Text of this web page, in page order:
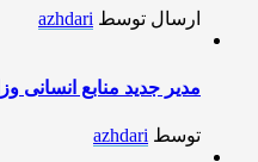
ارسال توسط azhdari
مدیر جدید منابع انسانی
توسط azhdari